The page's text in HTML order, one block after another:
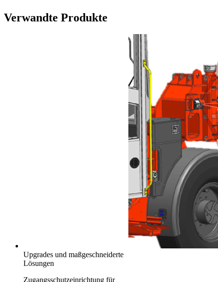
Verwandte Produkte
Upgrades und maßgeschneiderte
Lösungen
Zugangsschutzeinrichtung für